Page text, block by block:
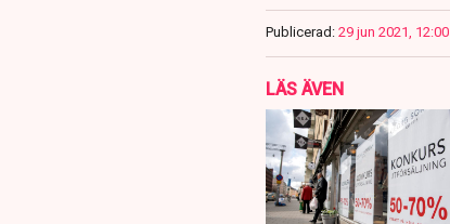
Publicerad: 29 jun 2021, 12:00
LÄS ÄVEN